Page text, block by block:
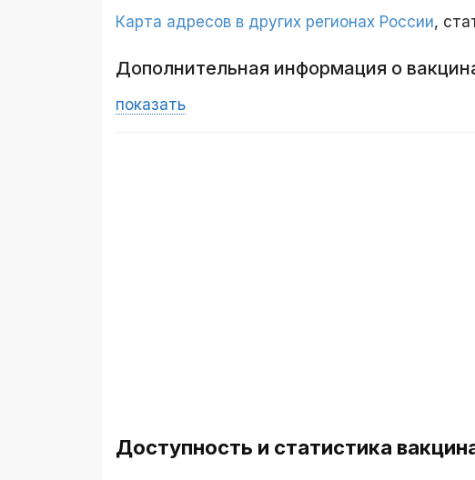
Карта адресов в других регионах России,
Дополнительная информация о
показать
Доступность и статистика